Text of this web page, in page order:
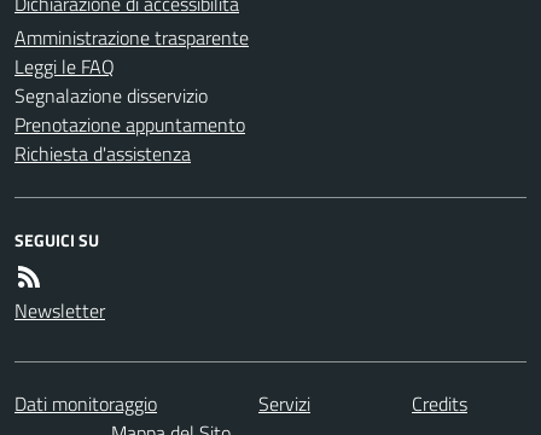
Amministrazione trasparente
Leggi le FAQ
Segnalazione disservizio
Prenotazione appuntamento
Richiesta d'assistenza
SEGUICI SU
Newsletter
Dati monitoraggio Servizi
Credits